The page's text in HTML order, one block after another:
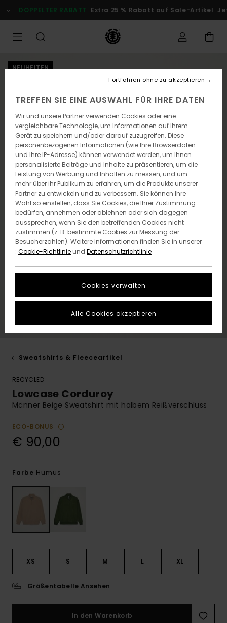
zur
Produktinformation
DOPPELTER RABATT Extra 25 % Rabatt auf Sale-Artikel
NEUHEITEN
Sweatshirts & Fleeceartikel
RECYCLED
Lowcase Corduroy
Männer Beige Sweatshirt mit halbem Reißverschluss
ECO-BONUS
€ 90,00
Farbe Humus
XS S M L XL
Größentabelle Ansehen
In den Warenkorb
TREFFEN SIE EINE AUSWAHL FÜR IHRE DATEN
Wir und unsere Partner verwenden Cookies oder eine
vergleichbare Technologie, um Informationen auf Ihrem
Gerät zu speichern und/oder darauf zuzugreifen. Diese
personenbezogenen Informationen (wie Ihre Browserdaten
und Ihre IP-Adresse) können verwendet werden, um Ihnen
personalisierte Beiträge und Inhalte zu präsentieren, um die
Leistung von Werbung und Inhalten zu messen, und um
mehr über ihr Publikum zu erfahren, um die Produkte unserer
Partner zu entwickeln und zu verbessern. Sie können Ihre
Wahl so einstellen, dass Sie Cookies, die Ihrer Zustimmung
bedürfen, annehmen oder ablehnen oder sich dagegen
aussprechen, wenn Sie den betreffenden Cookies nicht
zustimmen (z. B. bestimmte Cookies zur Messung der
Besucherzahlen). Weitere Informationen finden Sie in unserer
: Cookie-Richtlinieund Datenschutzrichtlinie
Cookies verwalten
Fortfahren ohne zu akzeptieren
Alle Cookies akzeptieren